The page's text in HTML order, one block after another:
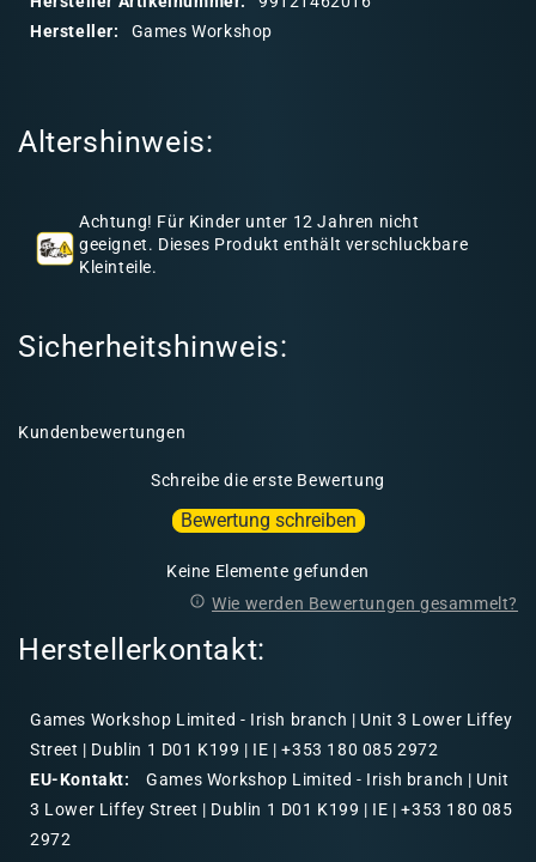
n
Hersteller:
Games Workshop
Altershinweis:
Achtung! Für Kinder unter 12 Jahren nicht
geeignet. Dieses Produkt enthält verschluckbare
Kleinteile.
Sicherheitshinweis:
Kundenbewertungen
Schreibe die erste Bewertung
Bewertung schreiben
Keine Elemente gefunden
Wie werden Bewertungen gesammelt?
Herstellerkontakt:
Games Workshop Limited - Irish branch | Unit 3 Lower Liffey
Street | Dublin 1 D01 K199 | IE | +353 180 085 2972
EU-Kontakt:
Games Workshop Limited - Irish branch | Unit
3 Lower Liffey Street | Dublin 1 D01 K199 | IE | +353 180 085
2972